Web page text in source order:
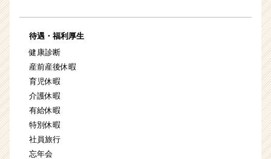
待遇・福利厚生
健康診断
産前産後休暇
育児休暇
介護休暇
有給休暇
特別休暇
社員旅行
忘年会